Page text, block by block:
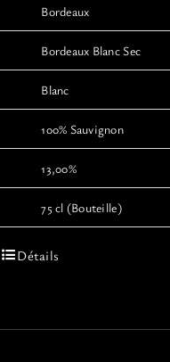
Bordeaux
Bordeaux Blanc Sec
Blanc
100% Sauvignon
13,00%
75 cl (Bouteille)
Ce
variations.
Détails